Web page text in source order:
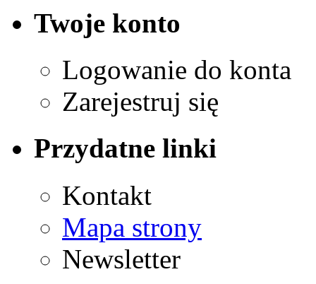
Twoje konto
Logowanie do konta
Zarejestruj się
Przydatne linki
Kontakt
Mapa strony
Newsletter